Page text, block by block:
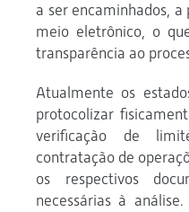
a ser encaminhados,
meio eletrônico, o
transparência ao
Atualmente os
protocolizar
verificação de
contratação de
os respectivos
necessárias à